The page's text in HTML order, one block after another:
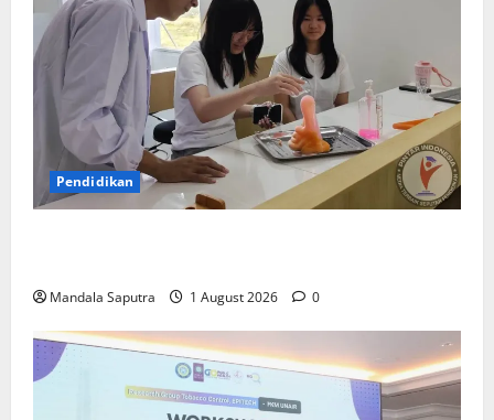
Pendidikan
Mandala Saputra 1 August 2026 0